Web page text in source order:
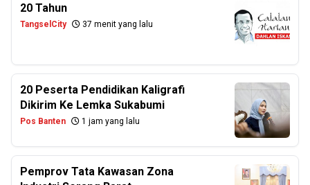
20 Tahun
TangselCity 37 menit yang lalu
20 Peserta Pendidikan Kaligrafi
Dikirim Ke Lemka Sukabumi
Pos Banten 1 jam yang lalu
Pemprov Tata Kawasan Zona